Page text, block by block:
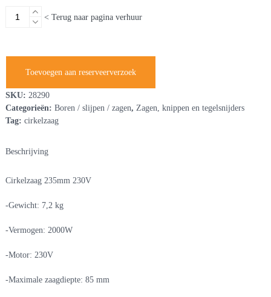
Cirkelzaag
< Terug naar pagina verhuur
Toevoegen aan reserveerverzoek
SKU: 28290
Categorieën: Boren / slijpen / zagen, Zagen, knippen en tegelsnijders
Tag: cirkelzaag
Beschrijving
Cirkelzaag 235mm 230V
-Gewicht: 7,2 kg
-Vermogen: 2000W
-Motor: 230V
-Maximale zaagdiepte: 85 mm